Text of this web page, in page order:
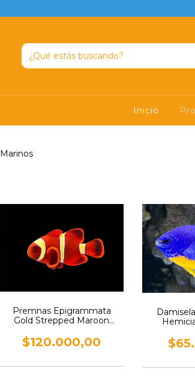
Inicio
Marinos
Premnas Epigrammata
Gold Strepped Maroon
$120.000,00